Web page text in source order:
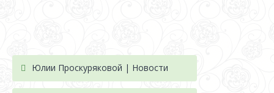
Юлии Проскуряковой | Новости